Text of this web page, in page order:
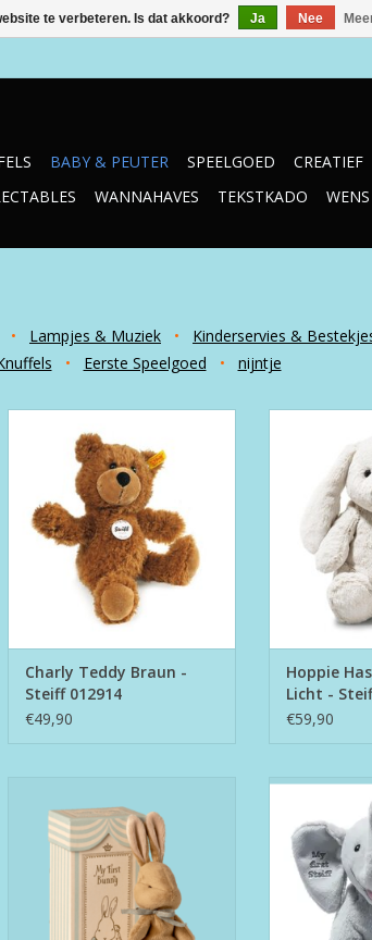
BABY & PEUTER SPEELGOED CREATIEF
WANNAHAVES TEKSTKADO
• Lampjes & Muziek • Kinderservies &
• Eerste Speelgoed • nijntje
TOEVOEGEN AAN WINKELWAGEN
Charly Teddy Braun -
Steiff 012914
€49,90
TOEVOEGEN
Hoppie
Licht -
€59,90
TOEVOEGEN AAN WINKELWAGEN
My First Steiff
TOEVOEGEN
te verbeteren. Is dat akkoord? Ja Nee